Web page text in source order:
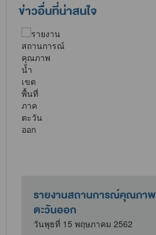
ข่าวอื่นที่น่าสนใจ
รายงานสถานการณ์คุ
ตะวันออก
วันอังคารที่ 14 พฤษภาคม